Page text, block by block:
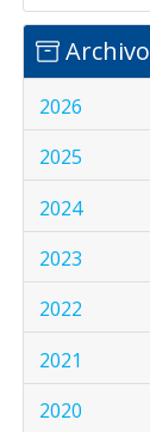
Archivo
2026
2025
2024
2023
2022
2021
2020